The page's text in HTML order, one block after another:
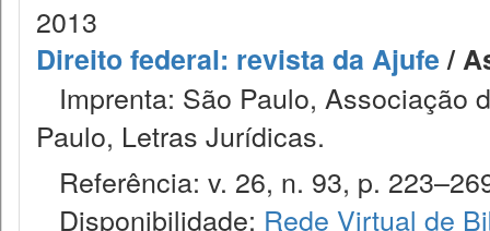
2013
Direito federal: revista da Ajufe/
Imprenta: São Paulo, Associação
Paulo, Letras Jurídicas.
Referência: v. 26, n. 93, p.
Disponibilidade: Rede Virtual de